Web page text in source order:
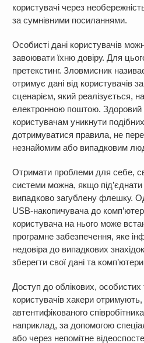
користувачі через
за сумнівними посиланнями.
Особисті дані користувачів
завоювати їхню довіру. Для
претекстинг. Зловмисник
отримує дані від користувачів
сценарієм, який реалізується,
електронною поштою.
користувачам уникнути
дотримуватися правила, не
незнайомим або випадковим
Отримати проблеми для себе,
системи можна, якщо
випадково загублену флешку.
USB-накопичувача до
користувача на нього може
програмне забезпечення, яке
недовіра до випадкових
зберегти свої дані та
Доступ до облікових, особистих
користувачів хакери
автентифікованого
наприклад, за допомогою
або через непомітне